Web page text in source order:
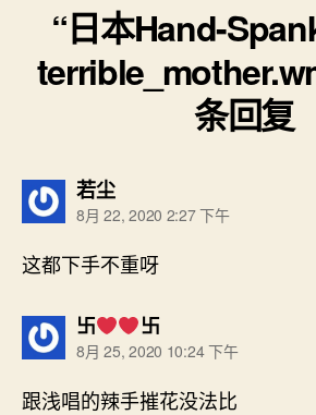
“日本Hand-
条回复
若尘说：
8月 22, 2020 2:27 下午
这都下手不重呀
卐 卐说：
8月 25, 2020 10:24 下午
跟浅唱的辣手摧花没法比